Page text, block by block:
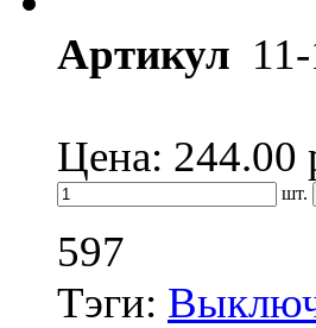
Артикул
Цена: 244.00
шт.
597
Тэги: